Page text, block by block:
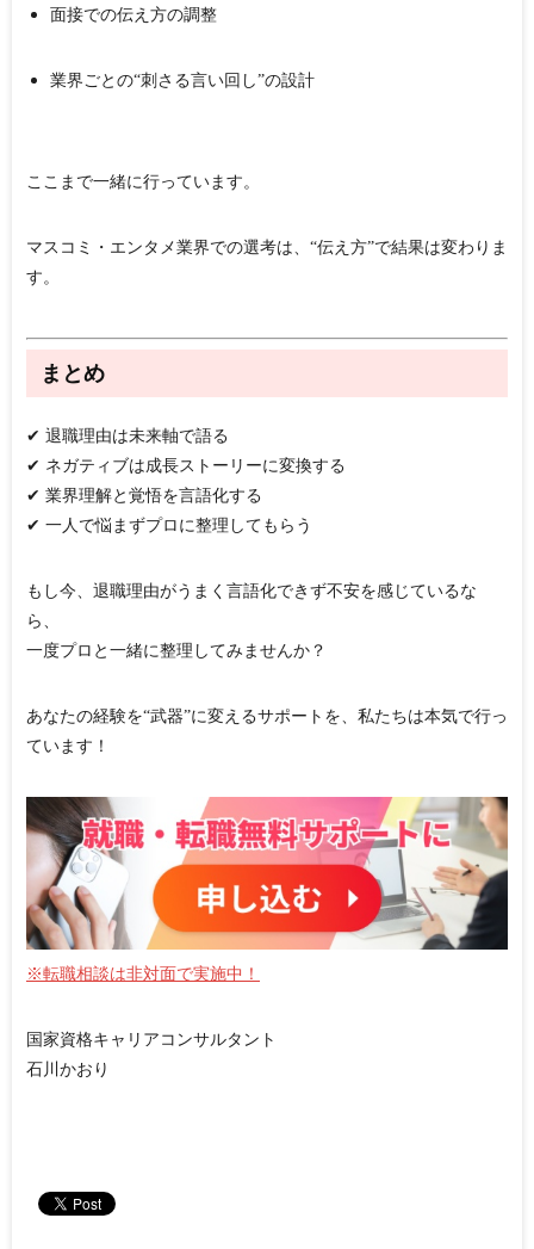
面接での伝え方の調整
業界ごとの“刺さる言い回し”の設計
ここまで一緒に行っています。
マスコミ・エンタメ業界での選考は、“伝え方”で結果は変わりま
す。
まとめ
✔ 退職理由は未来軸で語る
✔ ネガティブは成長ストーリーに変換する
✔ 業界理解と覚悟を言語化する
✔ 一人で悩まずプロに整理してもらう
もし今、退職理由がうまく言語化できず不安を感じているな
ら、
一度プロと一緒に整理してみませんか？
あなたの経験を“武器”に変えるサポートを、私たちは本気で行っ
ています！
※転職相談は非対面で実施中！
国家資格キャリアコンサルタント
石川かおり